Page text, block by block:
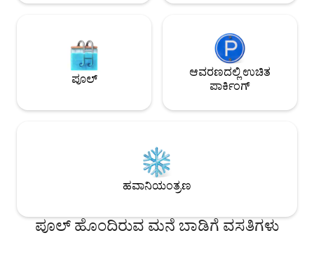
ಪೂಲ್
ಆವರಣದಲ್ಲಿ ಉಚಿತ
ಪಾರ್ಕಿಂಗ್
ಹವಾನಿಯಂತ್ರಣ
ಪೂಲ್ ಹೊಂದಿರುವ ಮನೆ ಬಾಡಿಗೆ ವಸತಿಗಳು